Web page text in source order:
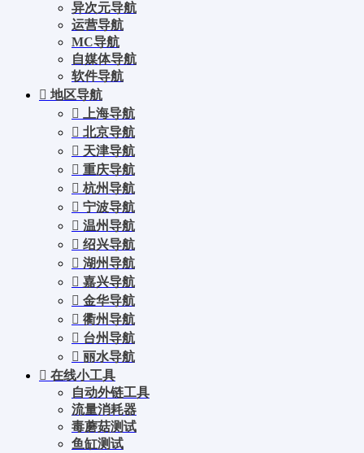
异次元导航
运营导航
MC导航
自媒体导航
软件导航
地区导航
上海导航
北京导航
天津导航
重庆导航
杭州导航
宁波导航
温州导航
绍兴导航
湖州导航
嘉兴导航
金华导航
衢州导航
台州导航
丽水导航
在线小工具
自动外链工具
流量消耗器
毒蘑菇测试
鱼缸测试